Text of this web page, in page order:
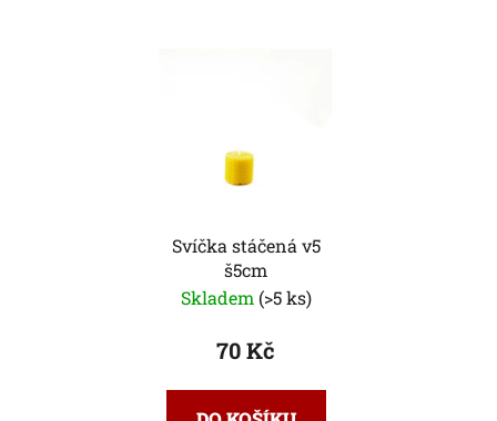
Svíčka stáčená v5
š5cm
Skladem (>5 ks)
70 Kč